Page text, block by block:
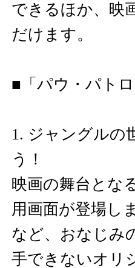
できるほか、映
だけます。
■「パウ・パト
1. ジャングルの
う！
映画の舞台とな
用画面が登場し
など、おなじみ
手できないオリ